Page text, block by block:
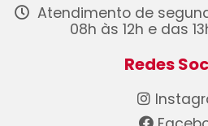
Atendimento de
08h às 12h e das
Redes